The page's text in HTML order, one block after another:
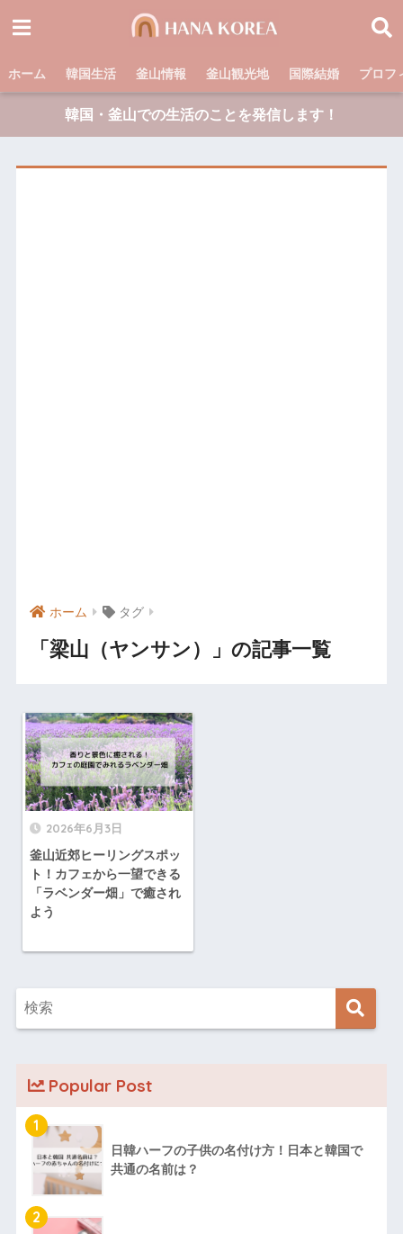
ホーム 韓国生活 釜山情報 釜山観光地 国際結婚 プロフ
韓国・釜山での生活のことを発信します！
ホーム タグ
「梁山（ヤンサン）」の記事一覧
2026年6月3日
釜山近郊ヒーリングスポッ
ト！カフェから一望できる
「ラベンダー畑」で癒され
よう
Popular Post
1
日韓ハーフの子供の名付け方！日本と韓国で
共通の名前は？
2